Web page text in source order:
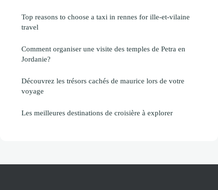
Top reasons to choose a taxi in rennes for ille-et-vilaine
travel
Comment organiser une visite des temples de Petra en
Jordanie?
Découvrez les trésors cachés de maurice lors de votre
voyage
Les meilleures destinations de croisière à explorer